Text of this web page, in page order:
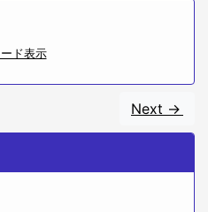
ド表示
Next ->